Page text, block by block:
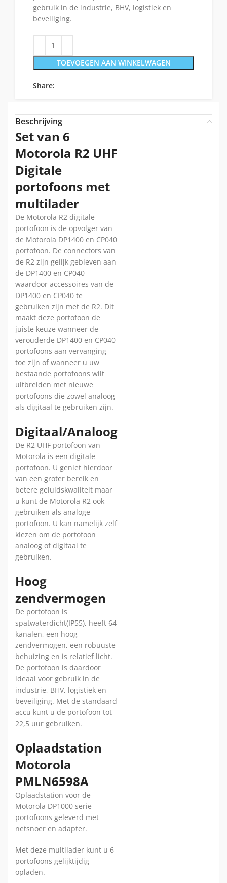
gebruik in de industrie, BHV, logistiek en
beveiliging.
TOEVOEGEN AAN WINKELWAGEN
Share:
Beschrijving
Set van 6
Motorola R2 UHF
Digitale
portofoons met
multilader
De Motorola R2 digitale
portofoon is de opvolger van
de Motorola DP1400 en CP040
portofoon. De connectors van
de R2 zijn gelijk gebleven aan
de DP1400 en CP040
waardoor accessoires van de
DP1400 en CP040 te
gebruiken zijn met de R2. Dit
maakt deze portofoon de
juiste keuze wanneer de
verouderde DP1400 en CP040
portofoons aan vervanging
toe zijn of wanneer u uw
bestaande portofoons wilt
uitbreiden met nieuwe
portofoons die zowel analoog
als digitaal te gebruiken zijn.
Digitaal/Analoog
De R2 UHF portofoon van
Motorola is een digitale
portofoon. U geniet hierdoor
van een groter bereik en
betere geluidskwaliteit maar
u kunt de Motorola R2 ook
gebruiken als analoge
portofoon. U kan namelijk zelf
kiezen om de portofoon
analoog of digitaal te
gebruiken.
Hoog
zendvermogen
De portofoon is
spatwaterdicht(IP55), heeft 64
kanalen, een hoog
zendvermogen, een robuuste
behuizing en is relatief licht.
De portofoon is daardoor
ideaal voor gebruik in de
industrie, BHV, logistiek en
beveiliging. Met de standaard
accu kunt u de portofoon tot
22,5 uur gebruiken.
Oplaadstation
Motorola
PMLN6598A
Oplaadstation voor de
Motorola DP1000 serie
portofoons geleverd met
netsnoer en adapter.
Met deze multilader kunt u 6
portofoons gelijktijdig
opladen.